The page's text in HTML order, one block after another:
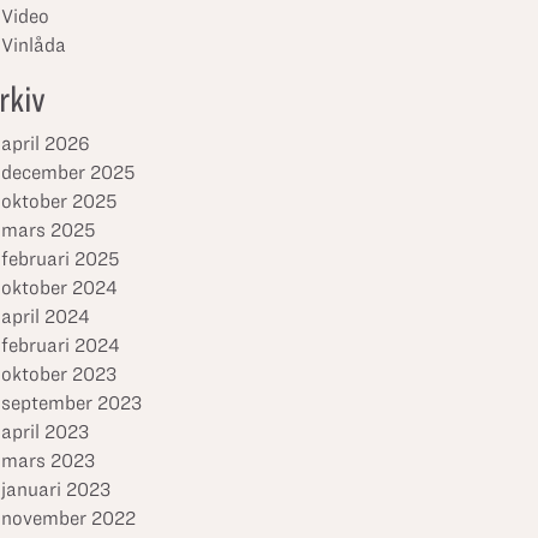
Video
Vinlåda
april 2026
december 2025
oktober 2025
mars 2025
februari 2025
oktober 2024
april 2024
februari 2024
oktober 2023
september 2023
april 2023
mars 2023
januari 2023
november 2022